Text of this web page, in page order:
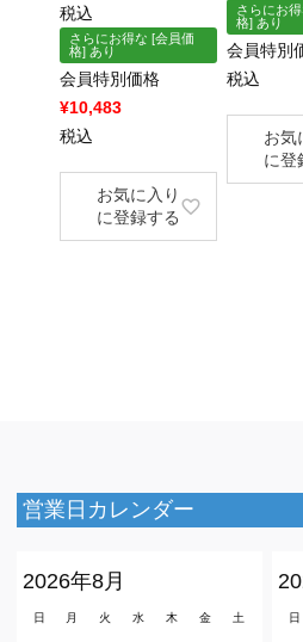
税込
さらにお得な [会員価
格] あり
会員特別価格
¥10,483
税込
お気に入り
に登録する
さらにお
格] あり
会員特別
税込
お気
に登
営業日カレンダー
2026年8月
日 月 火 水 木 金 土 日